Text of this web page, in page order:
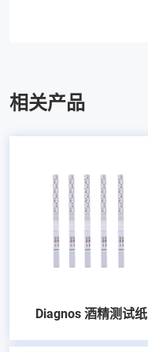
相关产品
Diagnos 酒精测试纸